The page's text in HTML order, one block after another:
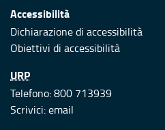
Accessibilità
Dichiarazione di accessibilità
Obiettivi di accessibilità
URP
Telefono: 800 713939
Scrivici:email